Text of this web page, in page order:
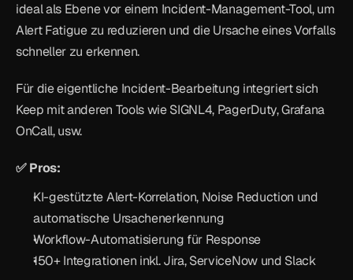
ideal als Ebene vor einem Incident-Management-Tool, um
Alert Fatigue zu reduzieren und die Ursache eines Vorfalls
schneller zu erkennen.
Für die eigentliche Incident-Bearbeitung integriert sich
Keep mit anderen Tools wie SIGNL4, PagerDuty, Grafana
OnCall, usw.
✅ Pros:
KI-gestützte Alert-Korrelation, Noise Reduction und
automatische Ursachenerkennung
Workflow-Automatisierung für Response
150+ Integrationen inkl. Jira, ServiceNow und Slack